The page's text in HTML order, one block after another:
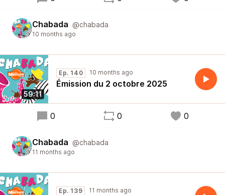
Chabada @chabada
10 months ago
59:11
Ep. 140 10 months ago
Émission du 2 octobre 2025
0 0 0
Chabada @chabada
11 months ago
Ep. 139 11 months ago